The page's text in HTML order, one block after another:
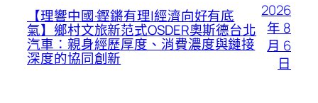
【理響中國·鏗鏘有理|經濟向好有底
氣】鄉村文旅新范式OSDER奧斯德台北
汽車：親身經歷厚度、消費濃度與鏈接
深度的協同創新
2026
年 8
月 6
日